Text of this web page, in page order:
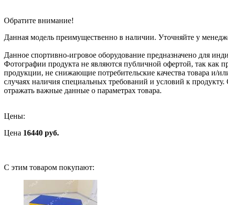
Обратите внимание!
Данная модель преимущественно в наличии. Уточняйте у
Данное спортивно-игровое оборудование предназначено для
Фотографии продукта не являются публичной офертой, так как
продукции, не снижающие потребительские качества товара и/
случаях наличия специальных требований и условий к
отражать важные данные о параметрах товара.
Цены:
Цена 16440 руб.
C этим товаром покупают: